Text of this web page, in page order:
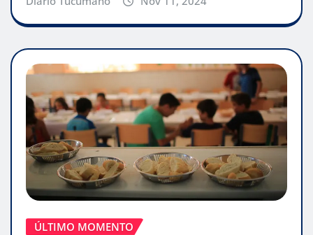
ÚLTIMO MOMENTO